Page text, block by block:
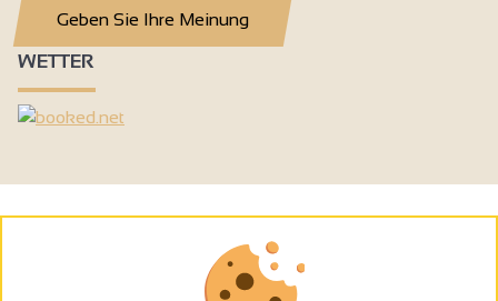
Geben Sie Ihre Meinung
WETTER